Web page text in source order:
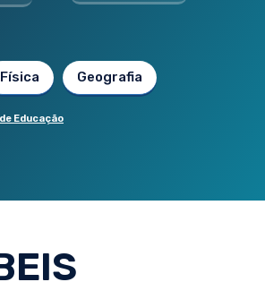
Física Geografia
Educação